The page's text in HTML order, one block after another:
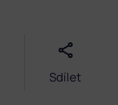
Sdílet